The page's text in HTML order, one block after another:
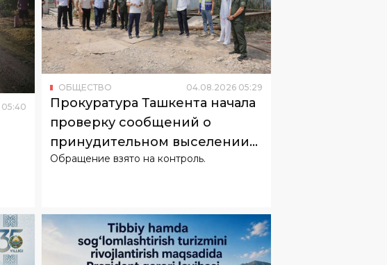
05:40
ОБЩЕСТВО 04.08.2026 05:29
Прокуратура Ташкента начала
проверку сообщений о
принудительном выселении
жителей
Обращение взято на контроль.